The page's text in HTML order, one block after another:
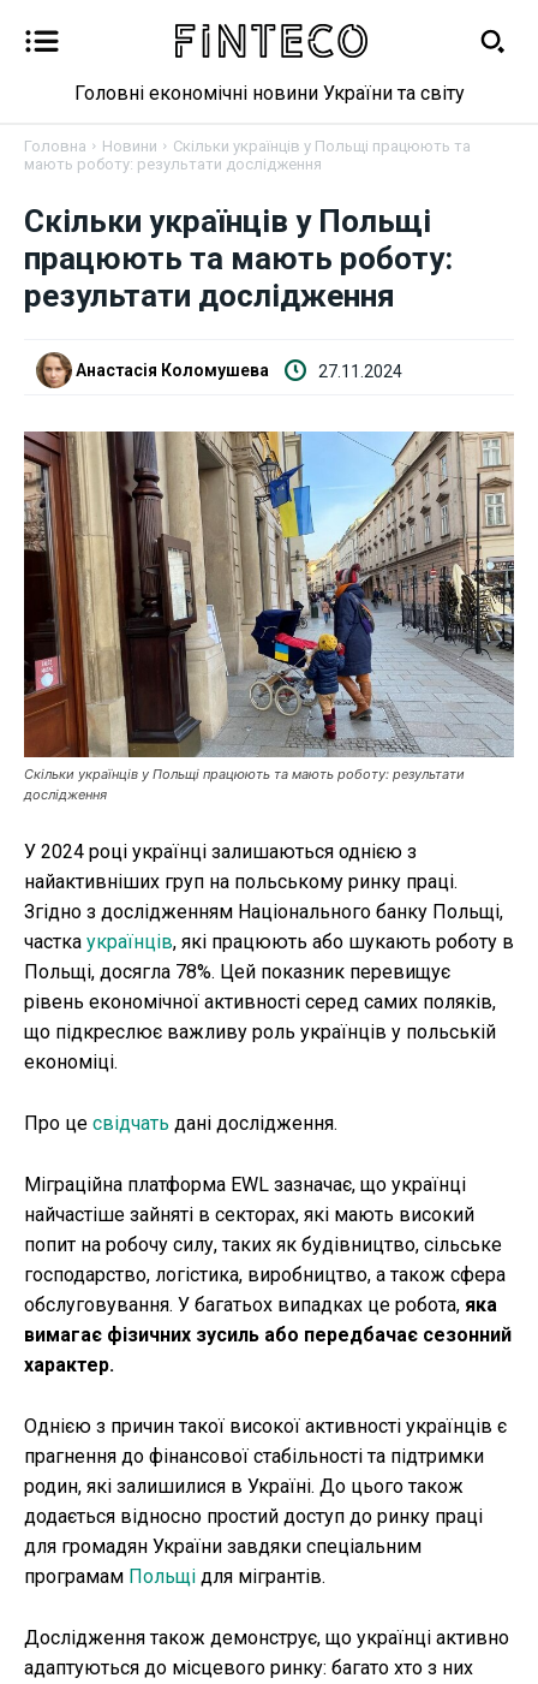
Бізнес
Валютний ринок
Криптовалюта
Робота і освіта
Публікації
ФОП
Курс валют
Ми в соц. мережах
Головні економічні новини України та світу
Головна Новини
Скільки українців у Польщі працюють та
мають роботу: результати дослідження
Скільки українців у Польщі
працюють та мають роботу:
результати дослідження
Анастасія Коломушева 27.11.2024
Скільки українців у Польщі працюють та мають роботу: результати
дослідження
У 2024 році українці залишаються однією з
найактивніших груп на польському ринку праці.
Згідно з дослідженням Національного банку Польщі,
частка українців, які працюють або шукають роботу в
Польщі, досягла 78%. Цей показник перевищує
рівень економічної активності серед самих поляків,
що підкреслює важливу роль українців у польській
економіці.
Про це свідчать дані дослідження.
Міграційна платформа EWL зазначає, що українці
найчастіше зайняті в секторах, які мають високий
попит на робочу силу, таких як будівництво, сільське
господарство, логістика, виробництво, а також сфера
обслуговування. У багатьох випадках це робота, яка
вимагає фізичних зусиль або передбачає сезонний
характер.
Однією з причин такої високої активності українців є
прагнення до фінансової стабільності та підтримки
родин, які залишилися в Україні. До цього також
додається відносно простий доступ до ринку праці
для громадян України завдяки спеціальним
програмам Польщі для мігрантів.
Дослідження також демонструє, що українці активно
адаптуються до місцевого ринку: багато хто з них